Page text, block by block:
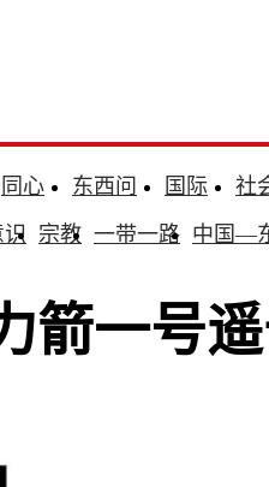
同心 东西问 国际
社
宗教 一带一路 中国—
箭一号